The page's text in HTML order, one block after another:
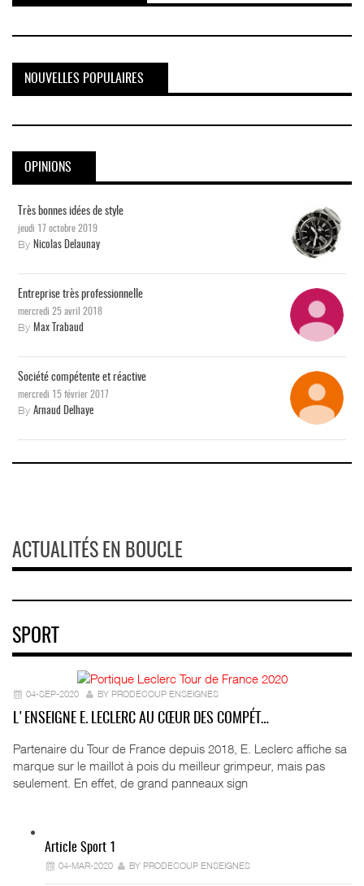
NOUVELLES POPULAIRES
OPINIONS
Très bonnes idées de style
jeudi 17 octobre 2019
By Nicolas Delaunay
Entreprise très professionnelle
mercredi 25 avril 2018
By Max Trabaud
Société compétente et réactive
mercredi 15 février 2017
By Arnaud Delhaye
ACTUALITÉS EN BOUCLE
SPORT
04-SEP-2020 BY PRODECOUP ENSEIGNES
L'ENSEIGNE E. LECLERC AU CŒUR DES COMPÉT…
Partenaire du Tour de France depuis 2018, E. Leclerc affiche sa
marque sur le maillot à pois du meilleur grimpeur, mais pas
seulement. En effet, de grand panneaux sign
Article Sport 1
04-MAR-2020 BY PRODECOUP ENSEIGNES